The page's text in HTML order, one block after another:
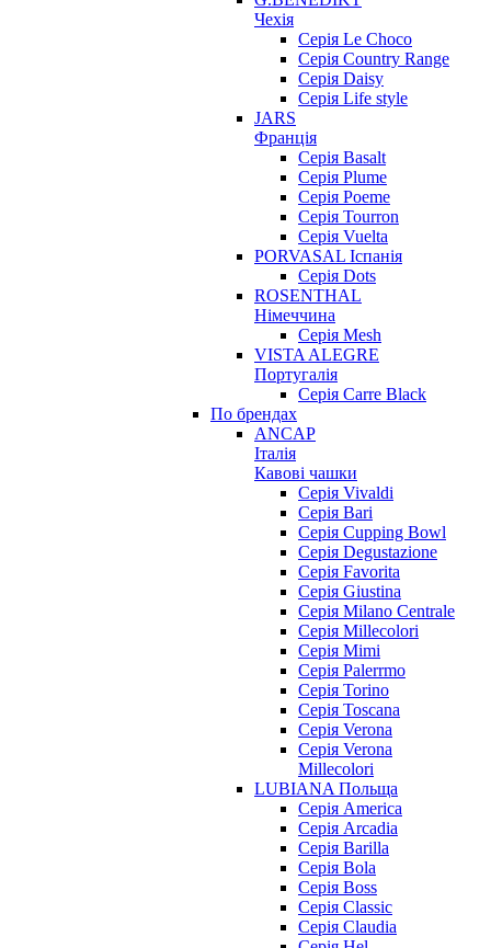
Чехія
Cерія Le Choco
Серія Country Range
Серія Daisy
Серія Life style
JARS
Франція
Серія Basalt
Серія Plume
Серія Poeme
Серія Tourron
Серія Vuelta
PORVASAL Іспанія
Серія Dots
ROSENTHAL
Німеччина
Серія Mesh
VISTA ALEGRE
Португалія
Серія Carre Black
По брендах
ANCAP
Італія
Кавові чашки
Cерія Vivaldi
Серія Bari
Серія Cupping Bowl
Серія Degustazione
Серія Favorita
Серія Giustina
Серія Milano Centrale
Серія Millecolori
Серія Mimi
Серія Palerrmo
Серія Torino
Серія Toscana
Серія Verona
Серія Verona
Millecolori
LUBIANA Польща
Серія America
Серія Arcadia
Серія Barilla
Серія Bola
Серія Boss
Серія Classic
Серія Claudia